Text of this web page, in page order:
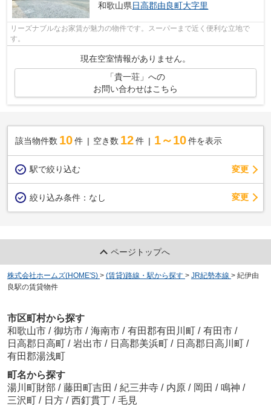
和歌山県日高郡由良町大字里
リーズナブルなお家賃が魅力の物件です。スーパーまで近く便利な立地で
す。
現在空室情報がありません。
「貴一荘」への
お問い合わせはこちら
該当物件数 10件 空き数 12 件 1～10 件を表示
駅で絞り込む 変更
絞り込み条件： なし 変更
ページトップへ
株式会社ホームズ(HOME'S) > (賃貸)路線・駅から探す > JR紀勢本線 > 紀伊由
良駅の賃貸物件
市区町村から探す
和歌山市 / 御坊市 / 海南市 / 有田郡有田川町 / 有田市 /
日高郡日高町 / 岩出市 / 日高郡美浜町 / 日高郡日高川町 /
有田郡湯浅町
町名から探す
湯川町財部 / 藤田町吉田 / 紀三井寺 / 内原 / 岡田 / 鳴神 /
三沢町 / 日方 / 西釘貫丁 / 毛見